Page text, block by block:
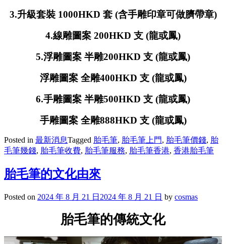
3.升級套裝 1000HKD 套 (含手雕印章可做臍帶章)
4.線雕圖案 200HKD 支 (龍或鳳)
5.浮雕圖案 半雕200HKD 支 (龍或鳳)
浮雕圖案 全雕400HKD 支 (龍或鳳)
6.手雕圖案 半雕500HKD 支 (龍或鳳)
手雕圖案 全雕888HKD 支 (龍或鳳)
Posted in 最新消息Tagged 胎毛筆, 胎毛筆上門, 胎毛筆價錢, 胎
毛筆幾錢, 胎毛筆收費, 胎毛筆服務, 胎毛筆香港, 香港胎毛筆
胎毛筆的文化由來
Posted on 2024 年 8 月 21 日 2024 年 8 月 21 日 by cosmas
胎毛筆的傳統文化